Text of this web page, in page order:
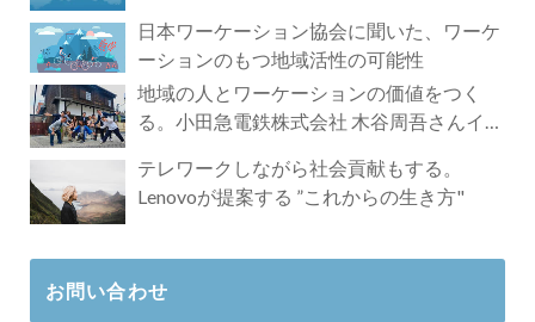
日本ワーケーション協会に聞いた、ワーケ
ーションのもつ地域活性の可能性
地域の人とワーケーションの価値をつく
る。小田急電鉄株式会社 木谷周吾さんイン
テレワークしながら社会貢献もする。
Lenovoが提案する ”これからの生き方"
お問い合わせ